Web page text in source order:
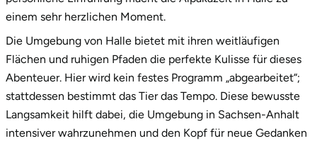
einem sehr herzlichen Moment.
Die Umgebung von Halle bietet mit ihren weitläufigen
Flächen und ruhigen Pfaden die perfekte Kulisse für dieses
Abenteuer. Hier wird kein festes Programm „abgearbeitet“;
stattdessen bestimmt das Tier das Tempo. Diese bewusste
Langsamkeit hilft dabei, die Umgebung in Sachsen-Anhalt
intensiver wahrzunehmen und den Kopf für neue Gedanken
Sulz am Neckar
Tannheimer Tal
Tegernsee
Teltow-Fläming